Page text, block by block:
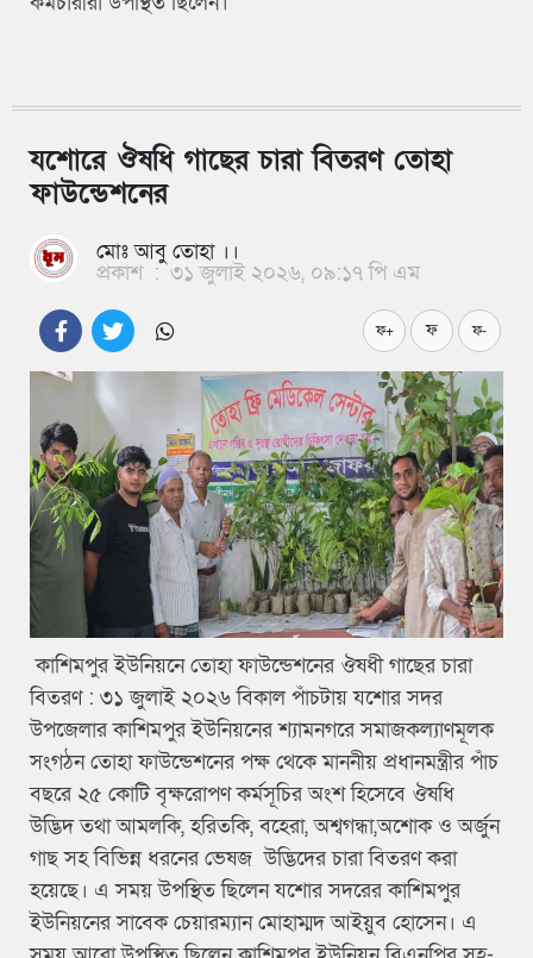
যশোরে ঔষধি গাছের চারা বিতরণ তোহা
ফাউন্ডেশনের
মোঃ আবু তোহা ।।
প্রকাশ : ৩১ জুলাই ২০২৬, ০৯:১৭ পি এম
ফ+ ফ ফ-
কাশিমপুর ইউনিয়নে তোহা ফাউন্ডেশনের ঔষধী গাছের চারা
বিতরণ : ৩১ জুলাই ২০২৬ বিকাল পাঁচটায় যশোর সদর
উপজেলার কাশিমপুর ইউনিয়নের শ্যামনগরে সমাজকল্যাণমূলক
সংগঠন তোহা ফাউন্ডেশনের পক্ষ থেকে মাননীয় প্রধানমন্ত্রীর পাঁচ
বছরে ২৫ কোটি বৃক্ষরোপণ কর্মসূচির অংশ হিসেবে ঔষধি
উদ্ভিদ তথা আমলকি, হরিতকি, বহেরা, অশ্বগন্ধা,অশোক ও অর্জুন
গাছ সহ বিভিন্ন ধরনের ভেষজ উদ্ভিদের চারা বিতরণ করা
হয়েছে। এ সময় উপস্থিত ছিলেন যশোর সদরের কাশিমপুর
ইউনিয়নের সাবেক চেয়ারম্যান মোহাম্মদ আইয়ুব হোসেন। এ